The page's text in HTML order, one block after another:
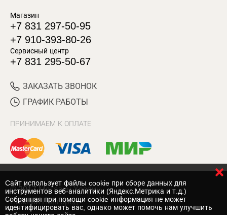
Магазин
+7 831 297-50-95
+7 910-393-80-26
Сервисный центр
+7 831 295-50-67
ЗАКАЗАТЬ ЗВОНОК
ГРАФИК РАБОТЫ
ПРИНИМАЕМ К ОПЛАТЕ
© 2017 Магазин Хозяин
Нижний Новгород
Cайт использует файлы cookie при сборе данных для
инструментов веб-аналитики (Яндекс.Метрика и т.д.)
Собранная при помощи cookie информация не может
идентифицировать вас, однако может помочь нам улучшить